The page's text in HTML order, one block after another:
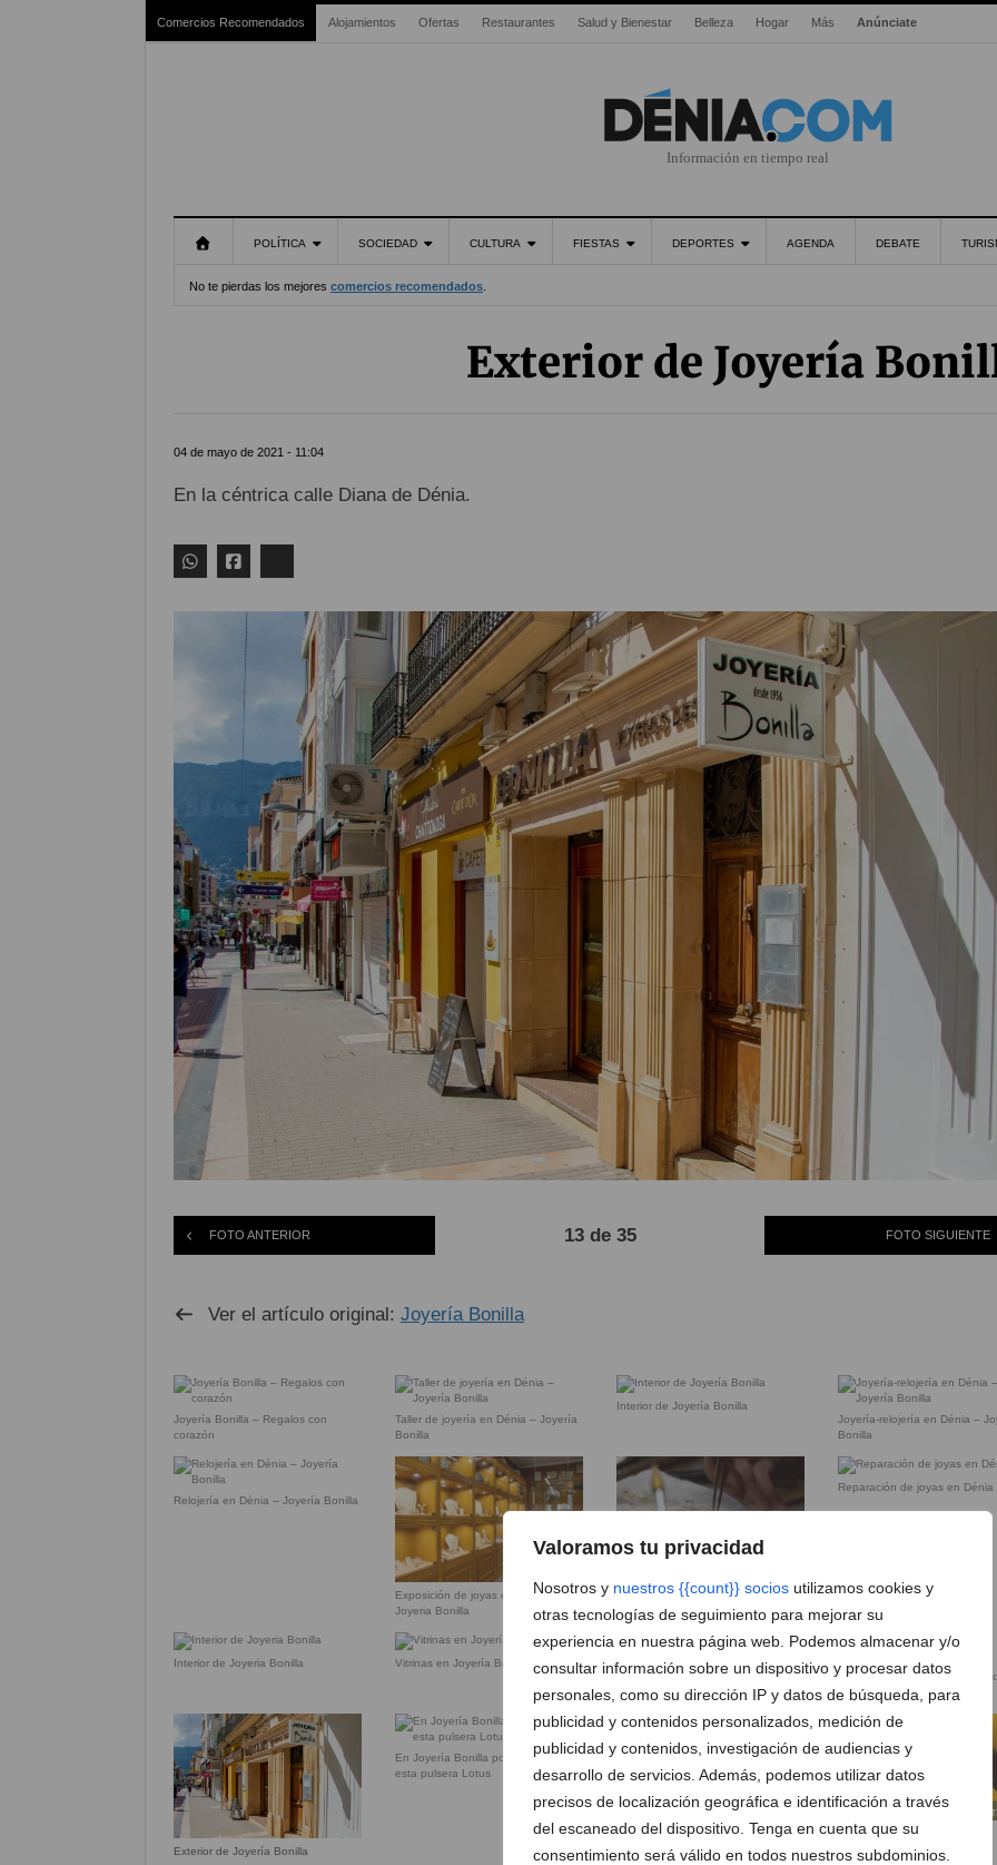
Valoramos tu privacidad
Nosotros y nuestros {{count}} socios utilizamos cookies y
otras tecnologías de seguimiento para mejorar su
experiencia en nuestra página web. Podemos almacenar y/o
consultar información sobre un dispositivo y procesar datos
personales, como su dirección IP y datos de búsqueda, para
publicidad y contenidos personalizados, medición de
publicidad y contenidos, investigación de audiencias y
desarrollo de servicios. Además, podemos utilizar datos
precisos de localización geográfica e identificación a través
del escaneado del dispositivo. Tenga en cuenta que su
consentimiento será válido en todos nuestros subdominios.
Comercios Recomendados Alojamientos Ofertas Restaurantes Salud y Bienestar Belleza Hogar Más Anúnciate
Información en tiempo real
POLÍTICA SOCIEDAD CULTURA FIESTAS DEPORTES AGENDA DEBATE
No te pierdas los mejores comercios recomendados
Exterior de Joyería
04 de mayo de 2021 - 11:04
En la céntrica calle Diana de Dénia.
FOTO ANTERIOR 13 de 35 FOTO SIGUIENTE
Ver el artículo original: Joyería Bonilla
Joyería Bonilla – Regalos con
corazón
Taller de joyería en Dénia – Joyería
Bonilla
Interior de Joyería Bonilla
Joyería-relojería en Dénia –
Bonilla
Relojería en Dénia – Joyería Bonilla
Exposición de joyas en Dénia –
Joyeria Bonilla
Joyero en Dénia – Joyería Bonilla
Reparación de joyas en Dénia
Interior de Joyeria Bonilla
Vitrinas en Joyería Bonilla
Reparación de joyas y relojes en
Dénia
Colgante para el Día de la
Joyería Bonilla
Exterior de Joyería Bonilla
En Joyería Bonilla podrás ganar
esta pulsera Lotus
Sorteo Bonilla
Sorteo de Joyería Bonilla